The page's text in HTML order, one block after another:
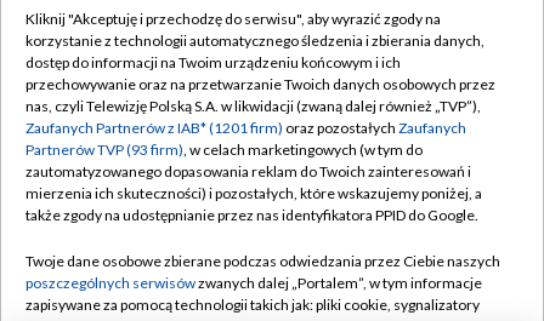
TVP
Abonament TVP
Emisja w TVP
Centrum informacji TVP
Naziemna Telewizja Cyfrowa
Rada Programowa
Regulamin TVP
Polityka prywatności
Moje zgody
Pomoc
Kontakt
Kliknij "Akceptuję i przechodzę do serwisu", aby wyrazić zgody na
korzystanie z technologii automatycznego śledzenia i zbierania danych,
dostęp do informacji na Twoim urządzeniu końcowym i ich
przechowywanie oraz na przetwarzanie Twoich danych osobowych przez
nas, czyli Telewizję Polską S.A. w likwidacji (zwaną dalej również „TVP”),
Zaufanych Partnerów z IAB* (1201 firm) oraz pozostałych Zaufanych
Partnerów TVP (93 firm), w celach marketingowych (w tym do
zautomatyzowanego dopasowania reklam do Twoich zainteresowań i
mierzenia ich skuteczności) i pozostałych, które wskazujemy poniżej, a
także zgody na udostępnianie przez nas identyfikatora PPID do Google.
Twoje dane osobowe zbierane podczas odwiedzania przez Ciebie naszych
poszczególnych serwisówzwanych dalej „Portalem”, w tym informacje
zapisywane za pomocą technologii takich jak: pliki cookie, sygnalizatory